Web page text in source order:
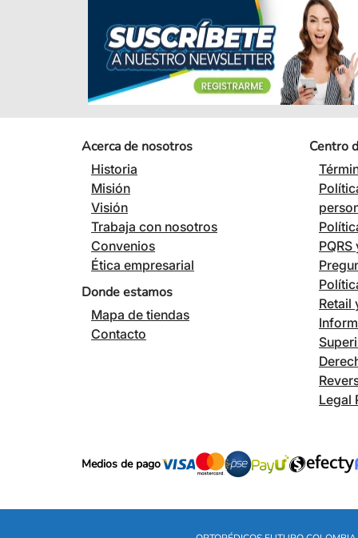
Acerca de nosotros
Historia
Misión
Visión
Trabaja con nosotros
Convenios
Ética empresarial
Donde estamos
Mapa de tiendas
Contacto
Centro
Retail
Legal
Medios de pago